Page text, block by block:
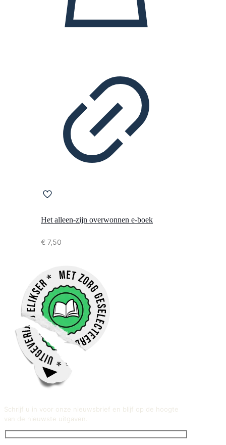
Het alleen-zijn overwonnen e-boek
€ 7,50
Schrijf u in voor onze nieuwsbrief en blijf op de hoogte
van de nieuwste uitgaven.